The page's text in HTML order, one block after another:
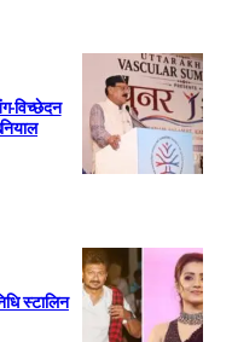
विच्छेदन
स्टालिन